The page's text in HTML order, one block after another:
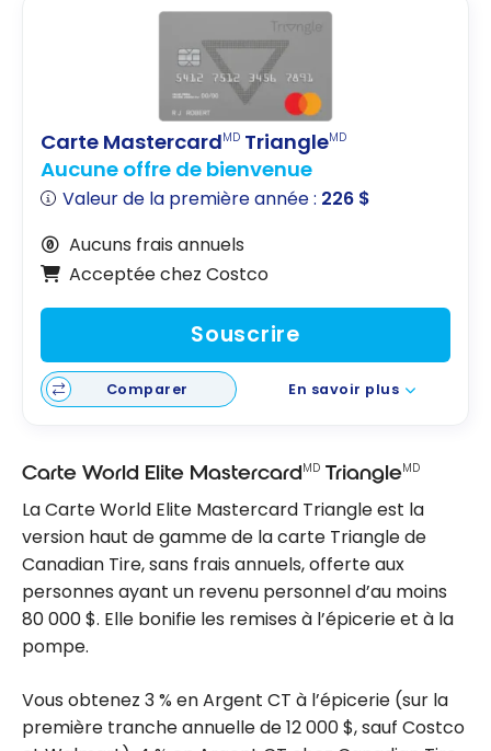
Carte MastercardMD TriangleMD
Aucune offre de bienvenue
Valeur de la première année : 226 $
Aucuns frais annuels
Acceptée chez Costco
Souscrire
Comparer En savoir plus
Carte World Elite MastercardMD TriangleMD
La Carte World Elite Mastercard Triangle est la
version haut de gamme de la carte Triangle de
Canadian Tire, sans frais annuels, offerte aux
personnes ayant un revenu personnel d’au moins
80 000 $. Elle bonifie les remises à l’épicerie et à la
pompe.
Vous obtenez 3 % en Argent CT à l’épicerie (sur la
première tranche annuelle de 12 000 $, sauf Costco